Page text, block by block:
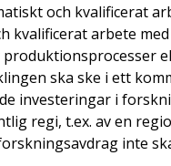
och kvalificerat
kvalificerat arbete
ska ske i ett
investeringar i
regi, t.ex. av en
inte